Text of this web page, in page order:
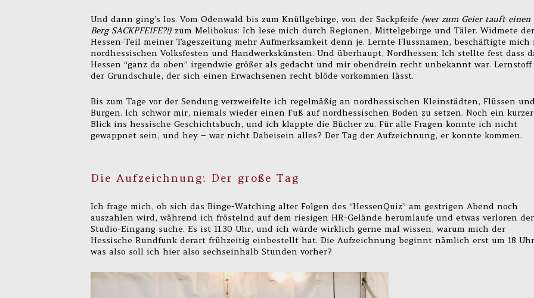
Und dann ging’s los. Vom Odenwald bis zum Knüllgebirge, von der Sackpfeife (wer zum Geier tauft einen
Berg SACKPFEIFE?!) zum Melibokus: Ich lese mich durch Regionen, Mittelgebirge und Täler. Widmete
Hessen-Teil meiner Tageszeitung mehr Aufmerksamkeit denn je. Lernte Flussnamen, beschäftigte mich
nordhessischen Volksfesten und Handwerkskünsten. Und überhaupt, Nordhessen: Ich stellte fest dass
Hessen “ganz da oben” irgendwie größer als gedacht und mir obendrein recht unbekannt war. Lernstoff
der Grundschule, der sich einen Erwachsenen recht blöde vorkommen lässt.
Bis zum Tage vor der Sendung verzweifelte ich regelmäßig an nordhessischen Kleinstädten, Flüssen und
Burgen. Ich schwor mir, niemals wieder einen Fuß auf nordhessischen Boden zu setzen. Noch ein kurzer
Blick ins hessische Geschichtsbuch, und ich klappte die Bücher zu. Für alle Fragen konnte ich nicht
gewappnet sein, und hey – war nicht Dabeisein alles? Der Tag der Aufzeichnung, er konnte kommen.
Die Aufzeichnung: Der große Tag
Ich frage mich, ob sich das Binge-Watching alter Folgen des “HessenQuiz” am gestrigen Abend noch
auszahlen wird, während ich fröstelnd auf dem riesigen HR-Gelände herumlaufe und etwas verloren
Studio-Eingang suche. Es ist 11.30 Uhr, und ich würde wirklich gerne mal wissen, warum mich der
Hessische Rundfunk derart frühzeitig einbestellt hat. Die Aufzeichnung beginnt nämlich erst um 18
was also soll ich hier also sechseinhalb Stunden vorher?